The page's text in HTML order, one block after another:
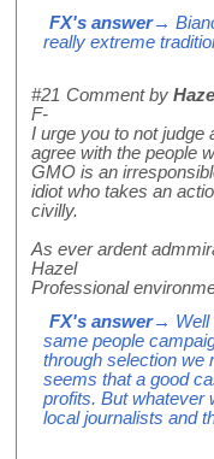
FX's answer→
really extreme
#21 Comment by
F-
I urge you to not
agree with the people
GMO is an
idiot who takes an
civilly.
As ever ardent
Hazel
Professional
FX's answer→ Well
same people
through selection we
seems that a good
profits. But whatever
local journalists and